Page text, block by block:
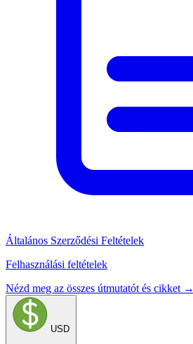
Általános Szerződési Feltételek
Felhasználási feltételek
Nézd meg az összes útmutatót és cikket →
USD